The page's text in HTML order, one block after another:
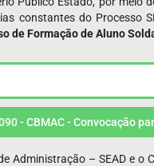
constantes do Processo
de Formação deAluno
Administração – SEAD e
- CBMAC - Convocação